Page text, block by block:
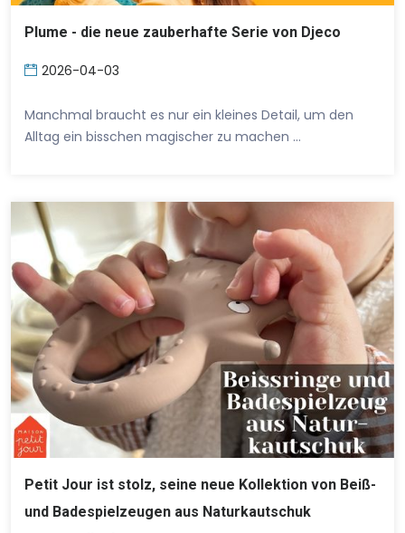
Plume - die neue zauberhafte Serie von Djeco
2026-04-03
Manchmal braucht es nur ein kleines Detail, um den
Alltag ein bisschen magischer zu machen …
Petit Jour ist stolz, seine neue Kollektion von Beiß-
und Badespielzeugen aus Naturkautschuk